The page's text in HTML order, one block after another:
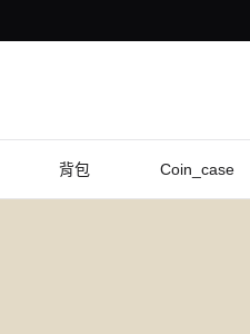
背包 Coin_case